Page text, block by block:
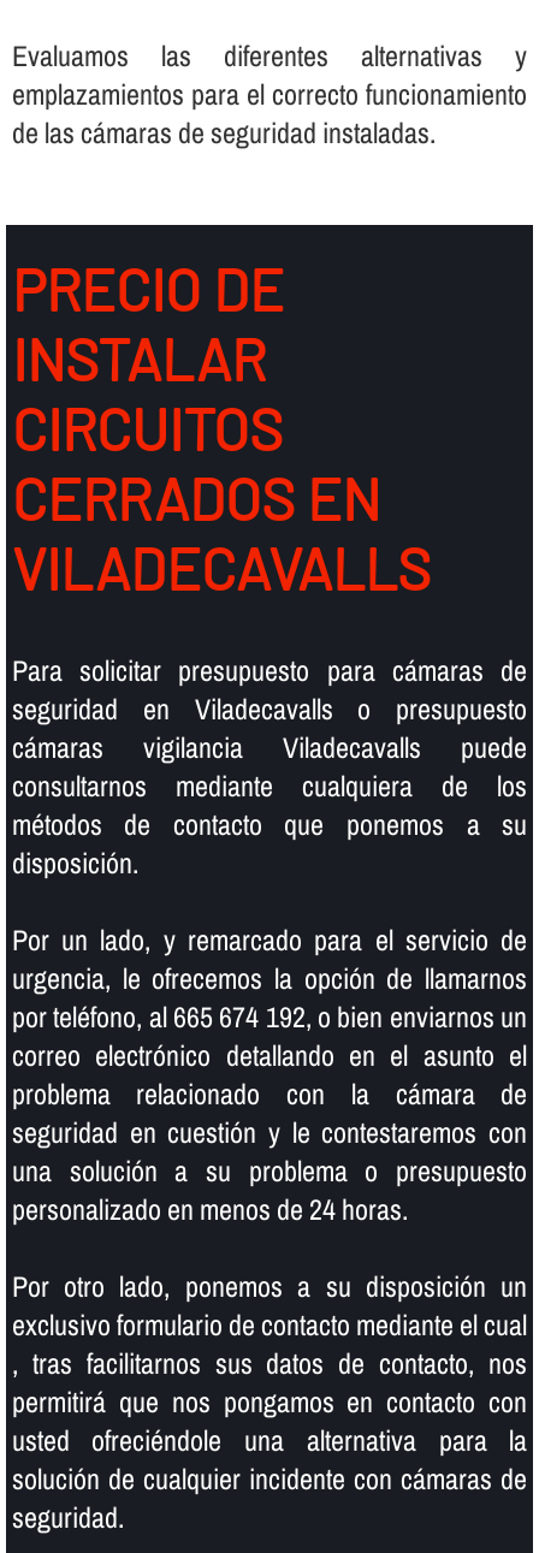
Evaluamos las diferentes alternativas y
emplazamientos para el correcto funcionamiento
de las cámaras de seguridad instaladas.
PRECIO DE
INSTALAR
CIRCUITOS
CERRADOS EN
VILADECAVALLS
Para solicitar presupuesto para cámaras de
seguridad en Viladecavalls o presupuesto
cámaras vigilancia Viladecavalls puede
consultarnos mediante cualquiera de los
métodos de contacto que ponemos a su
disposición.
Por un lado, y remarcado para el servicio de
urgencia, le ofrecemos la opción de llamarnos
por teléfono, al 665 674 192, o bien enviarnos un
correo electrónico detallando en el asunto el
problema relacionado con la cámara de
seguridad en cuestión y le contestaremos con
una solución a su problema o presupuesto
personalizado en menos de 24 horas.
Por otro lado, ponemos a su disposición un
exclusivo formulario de contacto mediante el cual
, tras facilitarnos sus datos de contacto, nos
permitirá que nos pongamos en contacto con
usted ofreciéndole una alternativa para la
solución de cualquier incidente con cámaras de
seguridad.